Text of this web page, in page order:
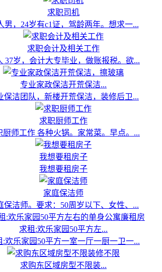
求职司机
男，24岁有c1证，驾龄两年。想求一...
求职会计及相关工作
37岁，会计大专毕业，做账报税。欲...
专业家政保洁开荒保洁...
保洁团队，新楼开荒保洁，装修后卫...
求职厨师工作
厨师工作 各种火锅。家常菜。早点。...
我想要租房子
我想要租房子
家庭保洁师
保洁师。要求：50周岁以下、女性、...
求租:欢乐家园50平方左...
:欢乐家园50平方一室一厅一厨一卫一...
求购东区域房型不限装...